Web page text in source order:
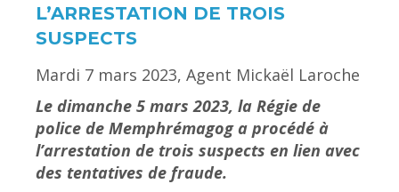
L’ARRESTATION DE TROIS
SUSPECTS
Mardi 7 mars 2023, Agent Mickaël Laroche
Le dimanche 5 mars 2023, la Régie de
police de Memphrémagog a procédé à
l’arrestation de trois suspects en lien avec
des tentatives de fraude.